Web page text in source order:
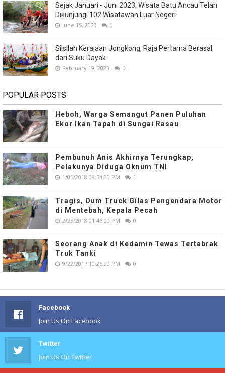
Sejak Januari - Juni 2023, Wisata Batu Ancau Telah
Dikunjungi 102 Wisatawan Luar Negeri
June 15, 2023 0
Silsilah Kerajaan Jongkong, Raja Pertama Berasal
dari Suku Dayak
February 19, 2023 0
POPULAR POSTS
Heboh, Warga Semangut Panen Puluhan
Ekor Ikan Tapah di Sungai Rasau
Pembunuh Anis Akhirnya Terungkap,
Pelakunya Diduga Oknum TNI
1/05/2018 09:54:00 PM 1
Tragis, Dum Truck Gilas Pengendara Motor
di Mentebah, Kepala Pecah
2/25/2018 01:46:00 PM 0
Seorang Anak di Kedamin Tewas Tertabrak
Truk Tanki
9/22/2017 10:26:00 PM 0
Facebook
Join Us On Facebook
Twitter
Join Us On Twitter